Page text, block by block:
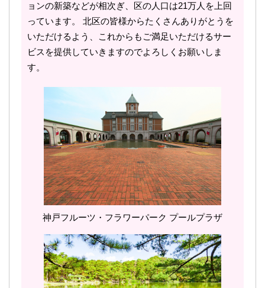
ョンの新築などが相次ぎ、区の人口は21万人を上回
っています。 北区の皆様からたくさんありがとうを
いただけるよう、これからもご満足いただけるサー
ビスを提供していきますのでよろしくお願いしま
す。
神戸フルーツ・フラワーパーク プールプラザ